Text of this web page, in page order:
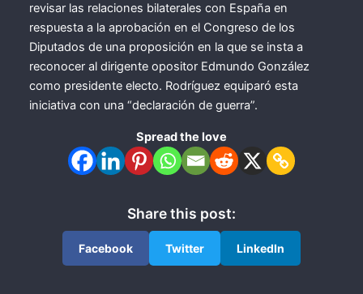
revisar las relaciones bilaterales con España en
respuesta a la aprobación en el Congreso de los
Diputados de una proposición en la que se insta a
reconocer al dirigente opositor Edmundo González
como presidente electo. Rodríguez equiparó esta
iniciativa con una “declaración de guerra”.
Spread the love
Share this post:
Facebook Twitter LinkedIn